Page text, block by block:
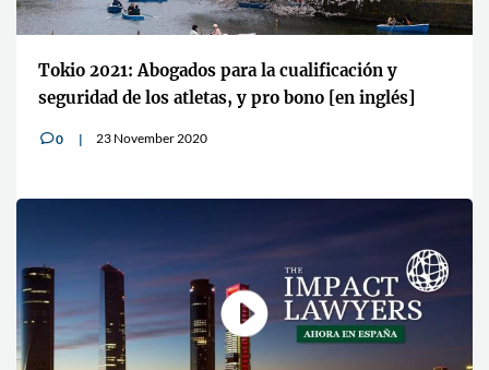
Tokio 2021: Abogados para la cualificación y
seguridad de los atletas, y pro bono [en inglés]
v0 23 November 2020